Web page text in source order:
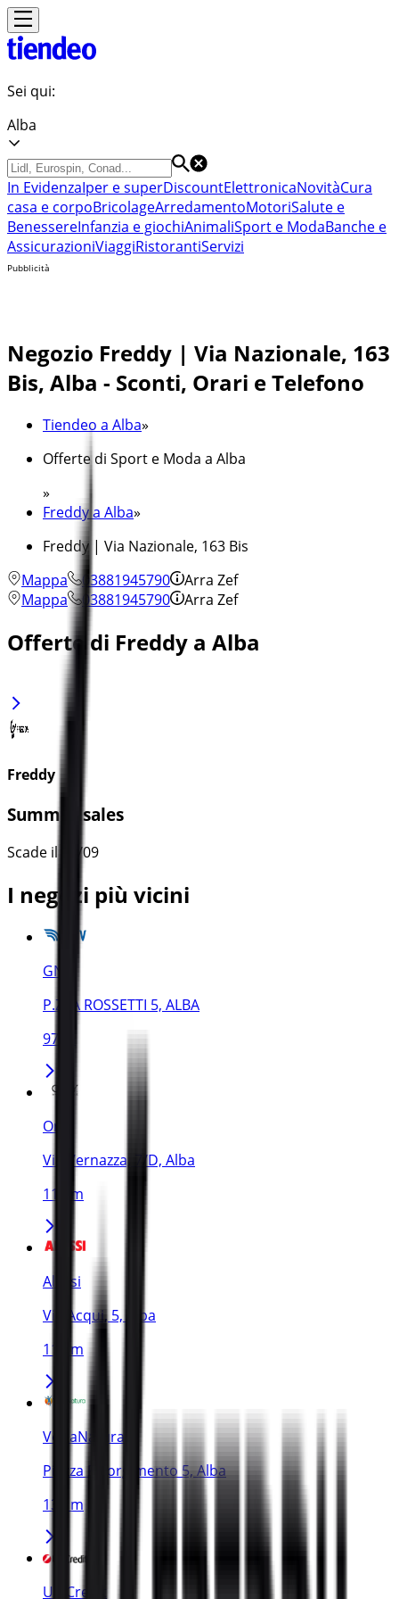
Sei qui:
Alba
In EvidenzaIper e superDiscountElettronicaNovitàCura
casa e corpoBricolageArredamentoMotoriSalute e
BenessereInfanzia e giochiAnimaliSport e ModaBanche e
AssicurazioniViaggiRistorantiServizi
Pubblicità
Negozio Freddy | Via Nazionale, 163
Bis, Alba - Sconti, Orari e Telefono
Tiendeo a Alba»
Offerte di Sport e Moda a Alba
»
Freddy a Alba»
Freddy | Via Nazionale, 163 Bis
Mappa
03881945790
Arra Zef
Mappa
03881945790 Arra Zef
Offerte di Freddy a Alba
Freddy
Summer sales
Scade il 22/09
I negozi più vicini
GNV
P.ZZA ROSSETTI 5, ALBA
97 m
Orly
Via Vernazza, 7/D, Alba
116 m
Alessi
Via Acqui, 5, Alba
119 m
VoltaNatura
Piazza Risorgimento 5, Alba
134 m
UniCredit